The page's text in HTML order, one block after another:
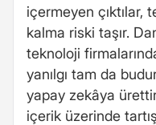
içermeyen çıktılar,
kalma riski taşır.
teknoloji
yanılgı tam da
yapay zekâya
içerik üzerinde